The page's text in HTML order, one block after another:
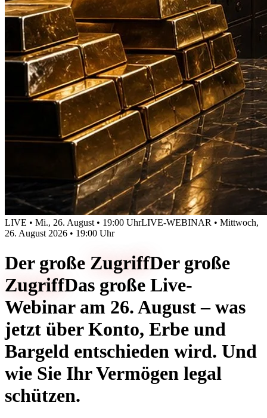
LIVE • Mi., 26. August • 19:00 UhrLIVE-WEBINAR • Mittwoch,
26. August 2026 • 19:00 Uhr
Der große ZugriffDer große
ZugriffDas große Live-
Webinar am 26. August – was
jetzt über Konto, Erbe und
Bargeld entschieden wird. Und
wie Sie Ihr Vermögen legal
schützen.